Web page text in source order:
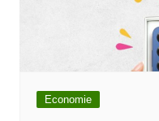
Economie